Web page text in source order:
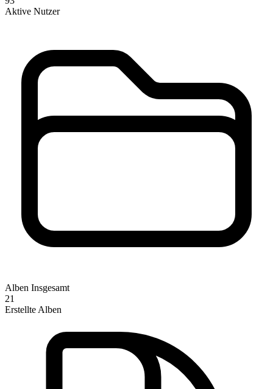
Aktive Nutzer
Alben Insgesamt
21
Erstellte Alben